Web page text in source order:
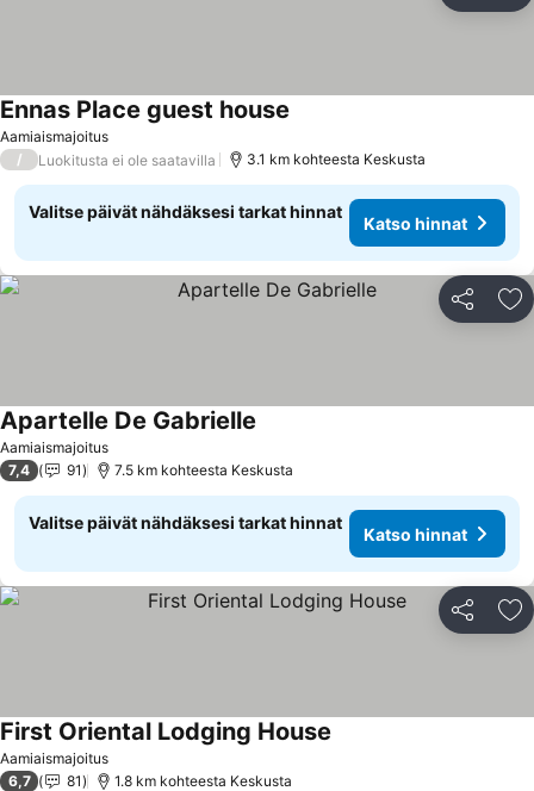
Aamiaismajoitus
Ennas Place guest house
/ Luokitusta ei ole saatavilla 3.1 km kohteesta Keskusta
Valitse päivät nähdäksesi tarkat hinnat
Katso hinnat
Jaa
Aamiaismajoitus
Apartelle De Gabrielle
7,4 91 7.5 km kohteesta Keskusta
Valitse päivät nähdäksesi tarkat hinnat
Katso hinnat
Jaa
Aamiaismajoitus
First Oriental Lodging House
6,7 81 1.8 km kohteesta Keskusta